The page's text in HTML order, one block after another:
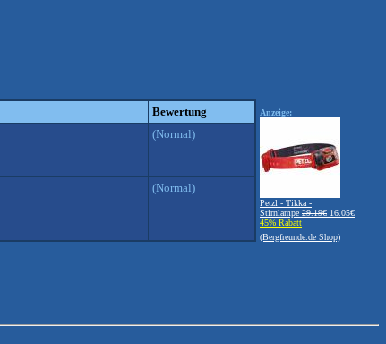
Bewertung
(Normal)
(Normal)
Anzeige:
Petzl - Tikka -
Stirnlampe 29.19€ 16.05€
45% Rabatt
(Bergfreunde.de Shop)